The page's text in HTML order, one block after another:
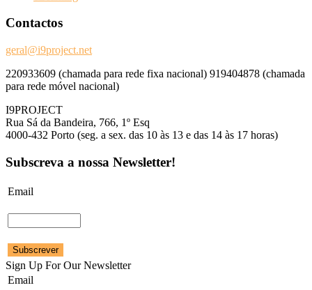
Contactos
geral@i9project.net
220933609 (chamada para rede fixa nacional) 919404878 (chamada
para rede móvel nacional)
I9PROJECT
Rua Sá da Bandeira, 766, 1º Esq
4000-432 Porto (seg. a sex. das 10 às 13 e das 14 às 17 horas)
Subscreva a nossa Newsletter!
Email
Sign Up For Our Newsletter
Email